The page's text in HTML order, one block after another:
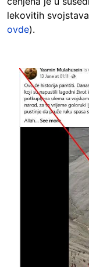
lekovitih
ovde).
Image